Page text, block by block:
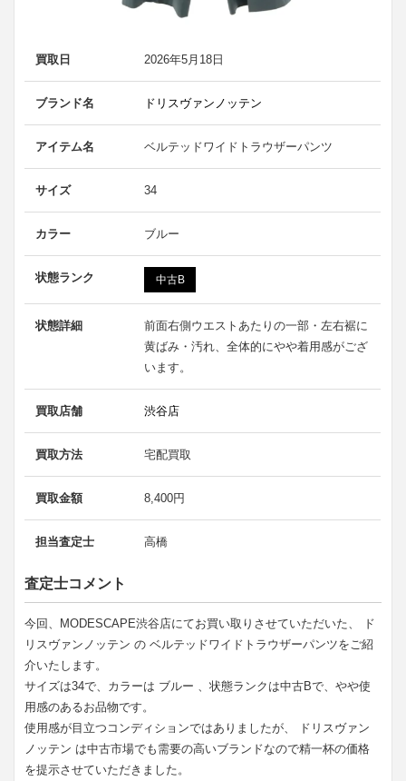
買取日 2026年5月18日
ブランド名 ドリスヴァンノッテン
アイテム名 ベルテッドワイドトラウザーパンツ
サイズ 34
カラー ブルー
状態ランク 中古B
状態詳細
前面右側ウエストあたりの一部・左右裾に
黄ばみ・汚れ、全体的にやや着用感がござ
います。
買取店舗 渋谷店
買取方法 宅配買取
買取金額 8,400円
担当査定士 高橋
査定士コメント
今回、MODESCAPE渋谷店にてお買い取りさせていただいた、 ド
リスヴァンノッテン の ベルテッドワイドトラウザーパンツをご紹
介いたします。
サイズは34で、カラーは ブルー 、状態ランクは中古Bで、やや使
用感のあるお品物です。
使用感が目立つコンディションではありましたが、 ドリスヴァン
ノッテン は中古市場でも需要の高いブランドなので精一杯の価格
を提示させていただきました。